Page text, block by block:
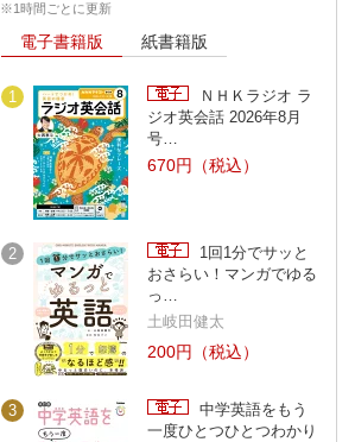
※1時間ごとに更新
電子書籍版 紙書籍版
1
ＮＨＫラジオ ラ
ジオ英会話 2026年8月
号…
670円（税込）
2
1回1分でサッと
おさらい！マンガでゆる
っ…
土岐田健太
200円（税込）
3
中学英語をもう
一度ひとつひとつわかり